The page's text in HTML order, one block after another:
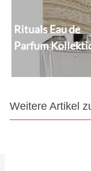
Rituals Eau de
Parfum
Weitere Artikel